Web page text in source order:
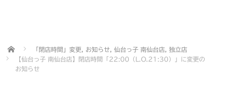
Home 「閉店時間」変更 お知らせ 仙台っ子 南仙台店
独立店
【仙台っ子 南仙台店】閉店時間「22:00（L.O.21:30）」に変更の
お知らせ